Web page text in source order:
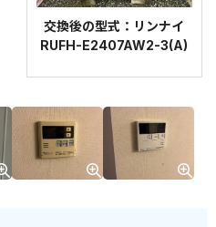
交換後の型式：リンナイ
RUFH-E2407AW2-3(A)